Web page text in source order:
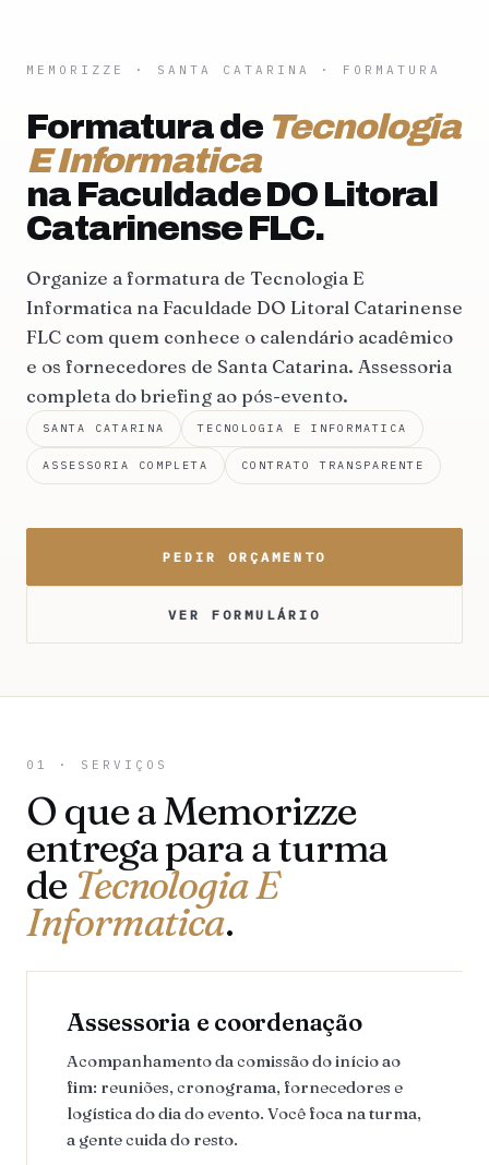
MEMORIZZE · SANTA CATARINA · FORMATURA
Formatura de Tecnologia
E Informatica
na Faculdade DO Litoral
Catarinense FLC.
Organize a formatura de Tecnologia E
Informatica na Faculdade DO Litoral Catarinense
FLC com quem conhece o calendário acadêmico
e os fornecedores de Santa Catarina. Assessoria
completa do briefing ao pós-evento.
SANTA CATARINA TECNOLOGIA E INFORMATICA
ASSESSORIA COMPLETA CONTRATO TRANSPARENTE
PEDIR ORÇAMENTO
VER FORMULÁRIO
01 · SERVIÇOS
O que a Memorizze
entrega para a turma
de Tecnologia E
Informatica.
Assessoria e coordenação
Acompanhamento da comissão do início ao
fim: reuniões, cronograma, fornecedores e
logística do dia do evento. Você foca na turma,
a gente cuida do resto.